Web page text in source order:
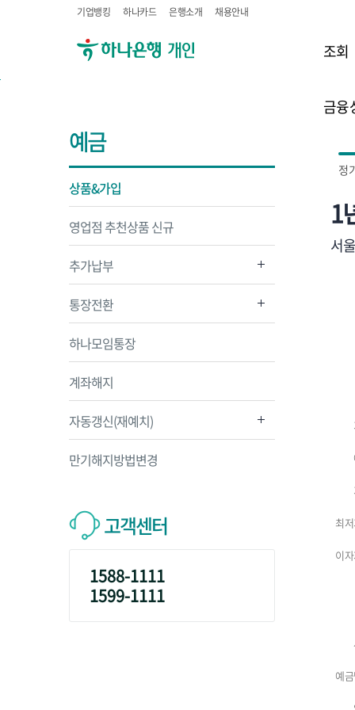
기업뱅킹 하나카드 은행소개 채용안내
조회
금융
예금
상품&가입
영업점 추천상품 신규
추가납부
통장전환
하나모임통장
계좌해지
자동갱신(재예치)
만기해지방법변경
고객센터
1588-1111
1599-1111
정
1
서
최
이
예